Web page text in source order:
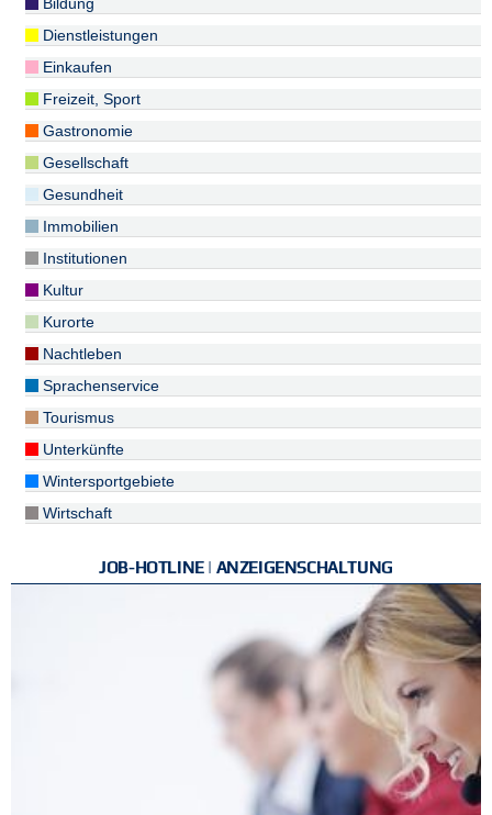
Dienstleistungen
Einkaufen
Freizeit, Sport
Gastronomie
Gesellschaft
Gesundheit
Immobilien
Institutionen
Kultur
Kurorte
Nachtleben
Sprachenservice
Tourismus
Unterkünfte
Wintersportgebiete
Wirtschaft
JOB-HOTLINE | ANZEIGENSCHALTUNG